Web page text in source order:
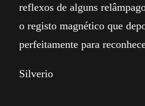
reflexos de alguns
o registo magnético que
perfeitamente para
Silverio